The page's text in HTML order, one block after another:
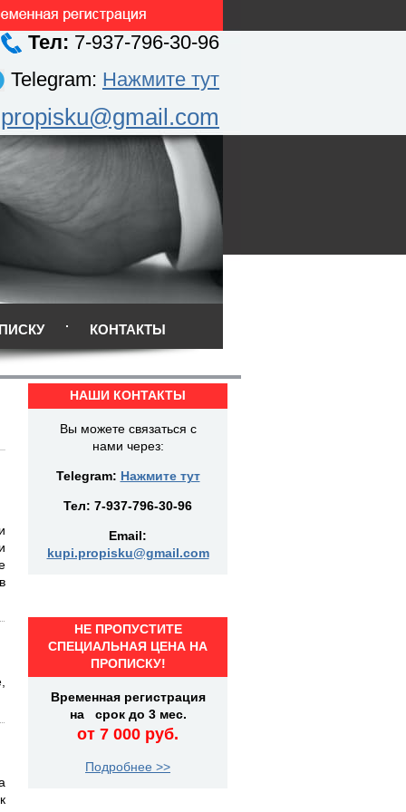
Тел: 7-937-796-30-96
Telegram: Нажмите тут
КОНТАКТЫ
НАШИ КОНТАКТЫ
Вы можете связаться с
нами через:
Telegram: Нажмите тут
Тел: 7-937-796-30-96
Email:
kupi.propisku@gmail.com
НЕ ПРОПУСТИТЕ
СПЕЦИАЛЬНАЯ ЦЕНА НА
ПРОПИСКУ!
Временная регистрация
на срок до 3 мес.
от 7 000 руб.
Подробнее >>